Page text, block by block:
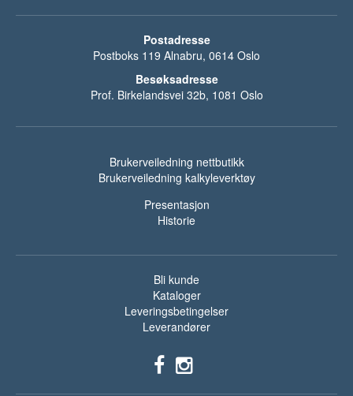
Postadresse
Postboks 119 Alnabru, 0614 Oslo
Besøksadresse
Prof. Birkelandsvei 32b, 1081 Oslo
Brukerveiledning nettbutikk
Brukerveiledning kalkyleverktøy
Presentasjon
Historie
Bli kunde
Kataloger
Leveringsbetingelser
Leverandører